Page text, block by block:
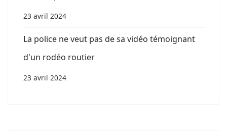
23 avril 2024
La police ne veut pas de sa vidéo témoignant
d'un rodéo routier
23 avril 2024